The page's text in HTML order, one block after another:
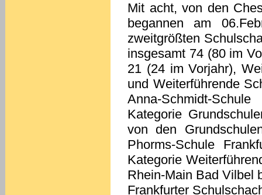
Mit acht, von den
begannen am
zweitgrößten
insgesamt 74 (80 im
21 (24 im Vorjahr),
und Weiterführende
Anna-Schmidt-
Kategorie
von den
Phorms-Schule
Kategorie
Rhein-Main Bad Vilbel
Frankfurter